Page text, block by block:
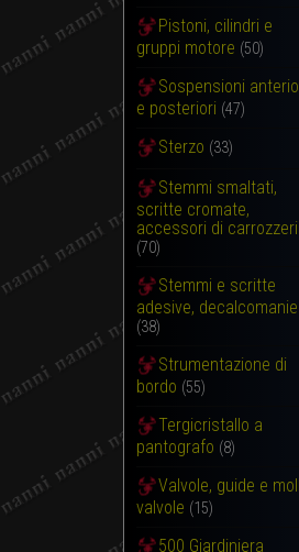
Pistoni, cilindri e
gruppi motore (50)
Sospensioni
e posteriori (47)
Sterzo (33)
Stemmi smaltati,
scritte cromate,
accessori di
(70)
Stemmi e scritte
adesive, decalcomanie
(38)
Strumentazione di
bordo (55)
Tergicristallo a
pantografo (8)
Valvole, guide e
valvole (15)
500 Giardiniera